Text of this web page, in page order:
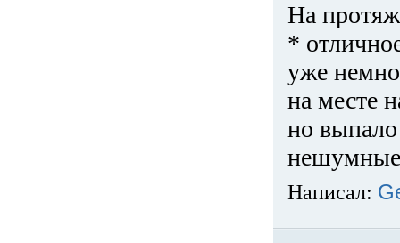
На
*
уже
на месте
но
нешумные
Написал: